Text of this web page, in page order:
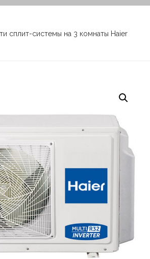
сплит-системы на 3 комнаты Haier